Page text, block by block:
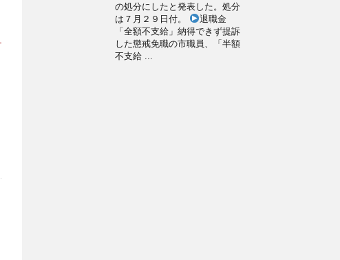
の処分にしたと発表した。処分
は７月２９日付。
退職金
「全額不支給」納得できず提訴
した懲戒免職の市職員、「半額
不支給 ...